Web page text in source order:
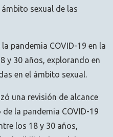
sexual de las
pandemia COVID-19 en la
y 30 años, explorando en
en el ámbito sexual.
una revisión de alcance
la pandemia COVID-19
los 18 y 30 años,